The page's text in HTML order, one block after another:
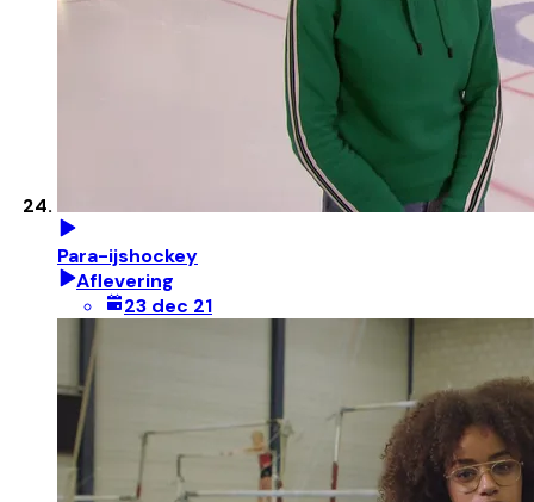
Para-ijshockey
Aflevering
23 dec 21